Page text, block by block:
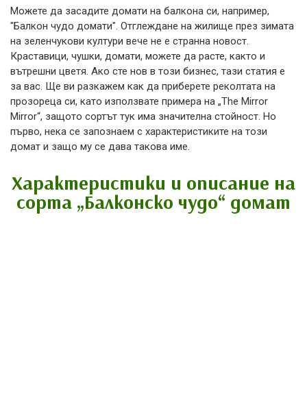
Можете да засадите домати на балкона си, например,
"Балкон чудо домати". Отглеждане на жилище през зимата
на зеленчукови култури вече не е странна новост.
Краставици, чушки, домати, можете да расте, както и
вътрешни цветя. Ако сте нов в този бизнес, тази статия е
за вас. Ще ви разкажем как да приберете реколтата на
прозореца си, като използвате примера на „The Mirror
Mirror“, защото сортът тук има значителна стойност. Но
първо, нека се запознаем с характеристиките на този
домат и защо му се дава такова име.
Характеристики и описание на
сорта „Балконско чудо“ домат